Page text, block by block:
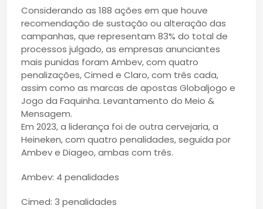
Considerando as 188 ações em que houve
recomendação de sustação ou alteração das
campanhas, que representam 83% do total de
processos julgado, as empresas anunciantes
mais punidas foram Ambev, com quatro
penalizações, Cimed e Claro, com três cada,
assim como as marcas de apostas Globaljogo e
Jogo da Faquinha. Levantamento do Meio &
Mensagem.
Em 2023, a liderança foi de outra cervejaria, a
Heineken, com quatro penalidades, seguida por
Ambev e Diageo, ambas com três.
Ambev: 4 penalidades
Cimed: 3 penalidades